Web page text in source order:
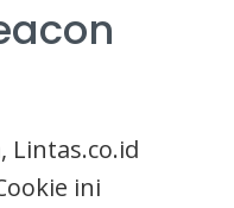
Lintas.co.id
ini